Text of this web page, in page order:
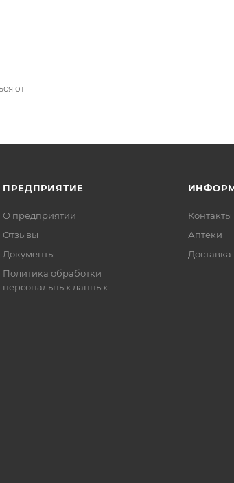
от
ПРЕДПРИЯТИЕ
О предприятии
Отзывы
Документы
Политика обработки
персональных данных
Контакты
Аптеки
Доставка